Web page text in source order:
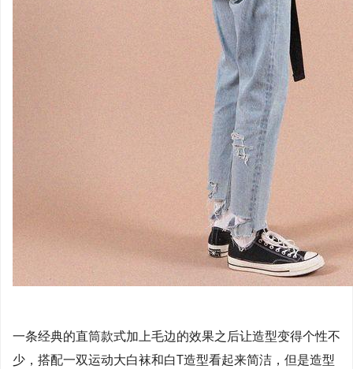
一条经典的直筒款式加上毛边的效果之后让造型变得个性不
少，搭配一双运动大白袜和白T造型看起来简洁，但是造型